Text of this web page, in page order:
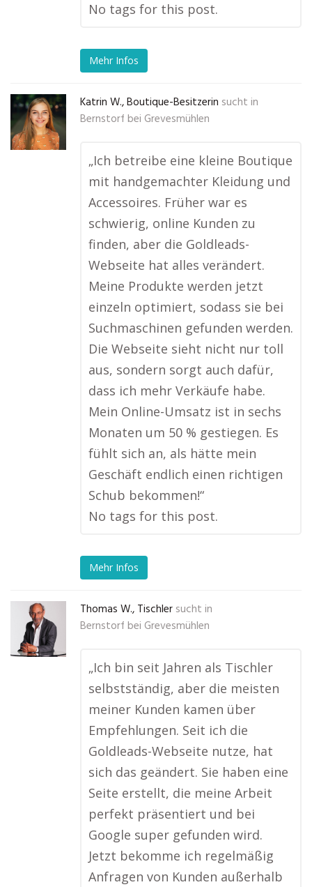
No tags for this post.
Mehr Infos
Katrin W., Boutique-Besitzerin sucht in
Bernstorf bei Grevesmühlen
„Ich betreibe eine kleine Boutique
mit handgemachter Kleidung und
Accessoires. Früher war es
schwierig, online Kunden zu
finden, aber die Goldleads-
Webseite hat alles verändert.
Meine Produkte werden jetzt
einzeln optimiert, sodass sie bei
Suchmaschinen gefunden werden.
Die Webseite sieht nicht nur toll
aus, sondern sorgt auch dafür,
dass ich mehr Verkäufe habe.
Mein Online-Umsatz ist in sechs
Monaten um 50 % gestiegen. Es
fühlt sich an, als hätte mein
Geschäft endlich einen richtigen
Schub bekommen!“
No tags for this post.
Mehr Infos
Thomas W., Tischler sucht in
Bernstorf bei Grevesmühlen
„Ich bin seit Jahren als Tischler
selbstständig, aber die meisten
meiner Kunden kamen über
Empfehlungen. Seit ich die
Goldleads-Webseite nutze, hat
sich das geändert. Sie haben eine
Seite erstellt, die meine Arbeit
perfekt präsentiert und bei
Google super gefunden wird.
Jetzt bekomme ich regelmäßig
Anfragen von Kunden außerhalb